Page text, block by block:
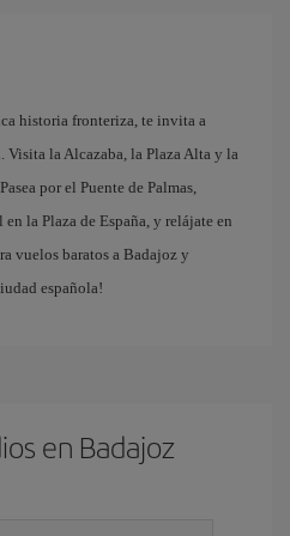
historia fronteriza, te invita a
la Alcazaba, la Plaza Alta y la
por el Puente de Palmas,
la Plaza de España, y relájate en
vuelos baratos a Badajoz y
española!
en Badajoz